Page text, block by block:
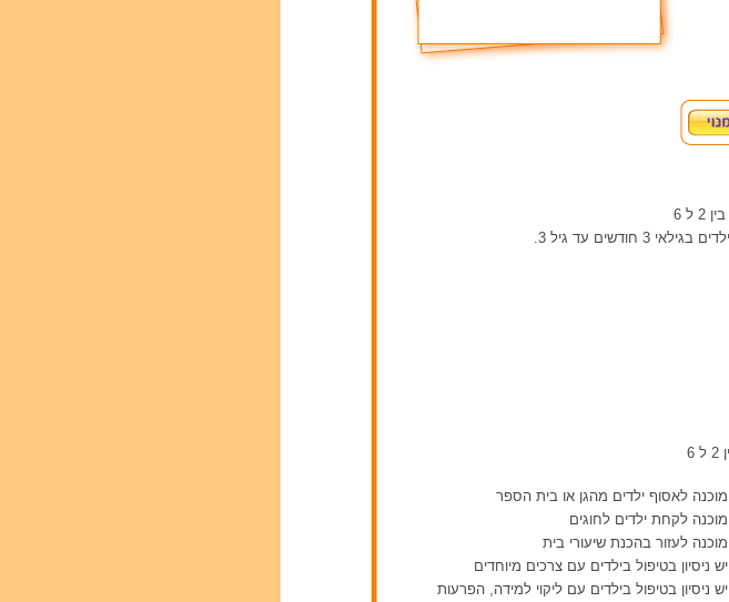
מוכנה לאסוף ילדים מהגן או בית הספר
מוכנה לקחת ילדים לחוגים
מוכנה לעזור בהכנת שיעורי בית
יש ניסיון בטיפול בילדים עם צרכים מיוחדים
יש ניסיון בטיפול בילדים עם ליקוי למידה, הפרעות